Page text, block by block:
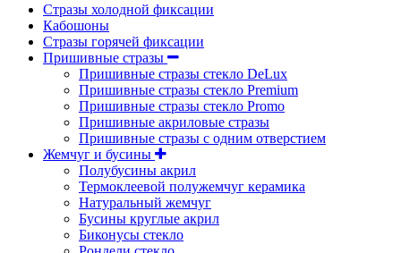
Стразы холодной фиксации
Кабошоны
Стразы горячей фиксации
Пришивные стразы
Пришивные стразы стекло DeLux
Пришивные стразы стекло Premium
Пришивные стразы стекло Promo
Пришивные акриловые стразы
Пришивные стразы с одним отверстием
Жемчуг и бусины
Полубусины акрил
Термоклеевой полужемчуг керамика
Натуральный жемчуг
Бусины круглые акрил
Биконусы стекло